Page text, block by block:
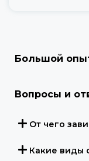
Большой
Вопросы и
От чего
Какие виды